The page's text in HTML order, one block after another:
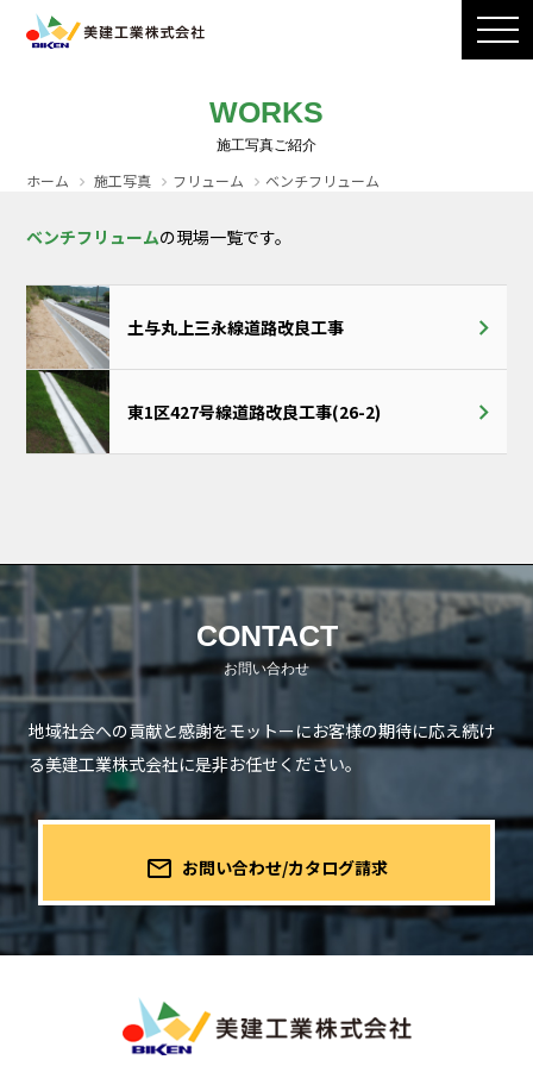
製品ラインナップ
CADダウンロード
WORKS
ホーム 施工写真 フリューム ベンチフリューム
ベンチフリュームの現場一覧です。
土与丸上三永線道路改良工事
東1区427号線道路改良工事(26-2)
CONTACT
地域社会への貢献と感謝をモットーにお客様の期待に応え続け
る美建工業株式会社に是非お任せください。
mail_outline お問い合わせ/カタログ請求